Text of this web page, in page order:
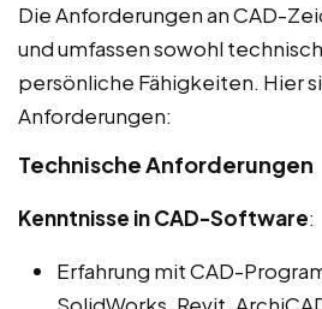
Die Anforderungen an CAD-
und umfassen sowohl
persönliche Fähigkeiten. Hier
Anforderungen:
Technische Anforderungen
Kenntnisse in CAD-Software:
Erfahrung mit CAD-